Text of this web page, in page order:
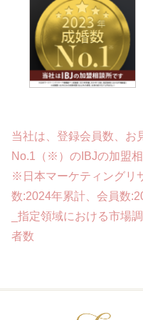
当社は、登録会員数、お
No.1（※）のIBJの加盟相
※日本マーケティングリ
数:2024年累計、会員数
_指定領域における市場
者数